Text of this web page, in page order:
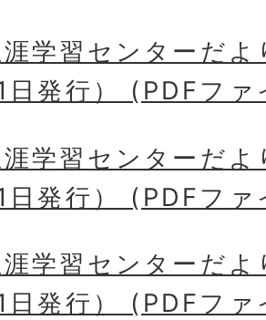
涯学習センターだ
日発行） (PDFフ
学習センターだ
日発行） (PDFフ
学習センターだ
日発行） (PDFフ